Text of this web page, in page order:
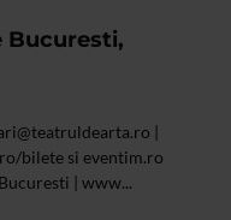
Bucuresti,
|
bilete si eventim.ro
| www...